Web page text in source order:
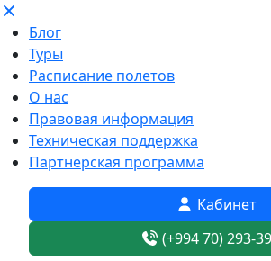
Блог
Туры
Расписание полетов
О нас
Правовая информация
Техническая поддержка
Партнерская программа
Кабинет
(+994 70) 293-